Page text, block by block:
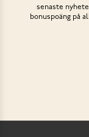
senaste
bonuspoäng på